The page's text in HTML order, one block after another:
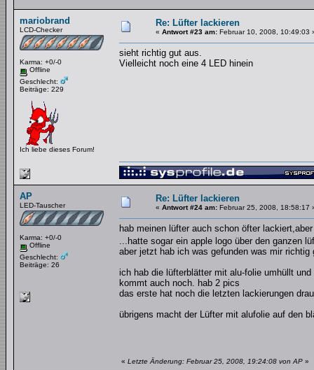
mariobrand
LCD-Checker
Karma: +0/-0
Offline
Geschlecht:
Beiträge: 229
Ich liebe dieses Forum!
Re: Lüfter lackieren
« Antwort #23 am: Februar 10, 2008, 10:49:03
sieht richtig gut aus.
Vielleicht noch eine 4 LED hinein
AP
LED-Tauscher
Karma: +0/-0
Offline
Geschlecht:
Beiträge: 26
Re: Lüfter lackieren
« Antwort #24 am: Februar 25, 2008, 18:58:17
hab meinen lüfter auch schon öfter
...hatte sogar ein apple logo über den ganzen
aber jetzt hab ich was gefunden was mir
ich hab die lüfterblätter mit alu-folie umhüllt
kommt auch noch. hab 2 pics
das erste hat noch die letzten lackierungen
übrigens macht der Lüfter mit alufolie auf den
« Letzte Änderung: Februar 25, 2008, 19:24:08 von AP »